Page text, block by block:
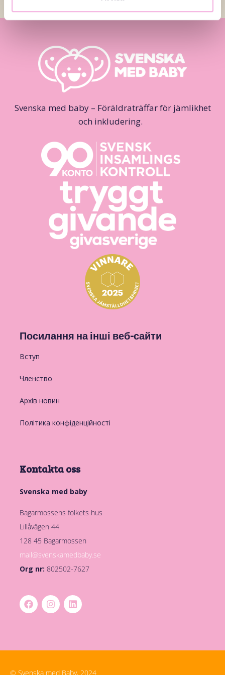
Svenska med baby – Föräldraträffar för jämlikhet
och inkludering.
Посилання на інші веб-сайти
Вступ
Членство
Архів новин
Політика конфіденційності
Kontakta oss
Svenska med baby
Bagarmossens folkets hus
Lillåvägen 44
128 45 Bagarmossen
mail@svenskamedbaby.se
Org nr: 802502-7627
© Svenska med Baby, 2024